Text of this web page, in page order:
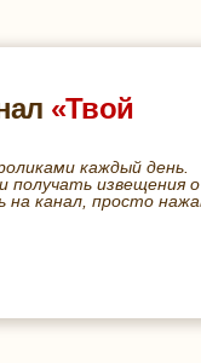
«Твой
каждый день.
получать извещения о
на канал, просто